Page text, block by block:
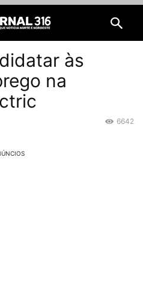
às
na
6642